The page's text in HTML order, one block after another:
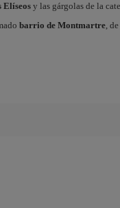
Elíseosy las gárgolas de la
barrio de Montmartre,